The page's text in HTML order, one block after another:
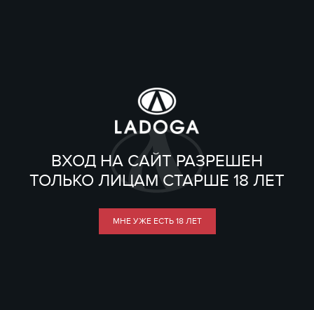
ВХОД НА САЙТ РАЗРЕШЕН
ТОЛЬКО ЛИЦАМ СТАРШЕ 18 ЛЕТ
МНЕ УЖЕ ЕСТЬ 18 ЛЕТ